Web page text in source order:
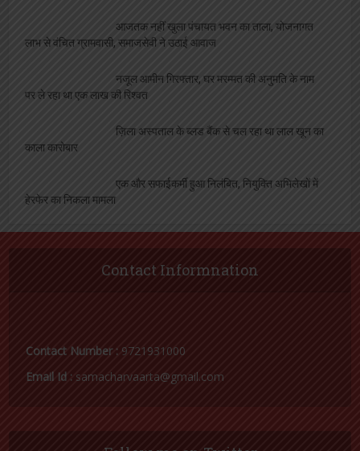
आजतक नहीं खुला पंचायत भवन का ताला, योजनागत
लाभ से वंचित ग्रामवासी, समाजसेवी ने उठाई आवाज
नजूल आमीन गिरफ्तार, घर मरम्मत की अनुमति के नाम
पर ले रहा था एक लाख की रिश्वत
ज़िला अस्पताल के ब्लड बैंक से चल रहा था लाल खून का
काला कारोबार
एक और सफाईकर्मी हुआ निलंबित, नियुक्ति अभिलेखों में
हेरफेर का निकला मामला
Contact Informnation
Contact Number : 9721931000
Email Id : samacharvaarta@gmail.com